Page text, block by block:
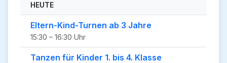
HEUTE
Eltern-Kind-Turnen ab 3 Jahre
15:30 – 16:30 Uhr
Tanzen für Kinder 1. bis 4. Klasse